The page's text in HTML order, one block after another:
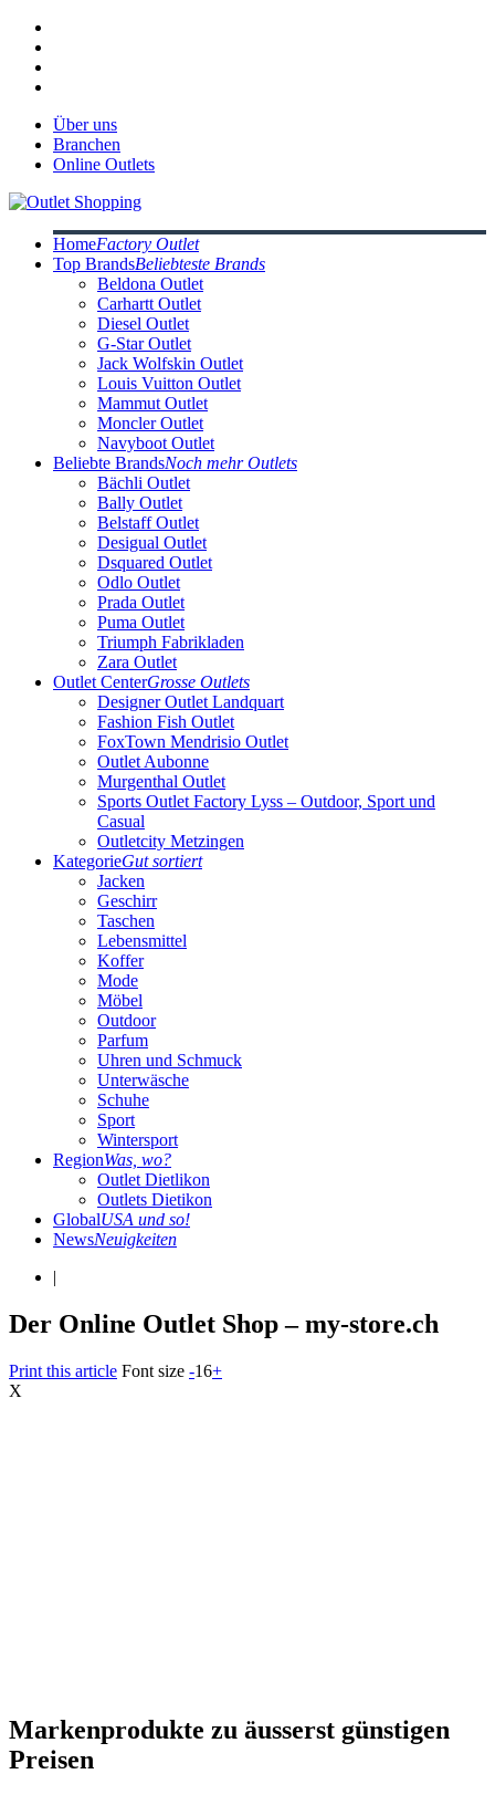
Über uns
Branchen
Online Outlets
HomeFactory Outlet
Top BrandsBeliebteste Brands
Beldona Outlet
Carhartt Outlet
Diesel Outlet
G-Star Outlet
Jack Wolfskin Outlet
Louis Vuitton Outlet
Mammut Outlet
Moncler Outlet
Navyboot Outlet
Beliebte BrandsNoch mehr Outlets
Bächli Outlet
Bally Outlet
Belstaff Outlet
Desigual Outlet
Dsquared Outlet
Odlo Outlet
Prada Outlet
Puma Outlet
Triumph Fabrikladen
Zara Outlet
Outlet CenterGrosse Outlets
Designer Outlet Landquart
Fashion Fish Outlet
FoxTown Mendrisio Outlet
Outlet Aubonne
Murgenthal Outlet
Sports Outlet Factory Lyss – Outdoor, Sport und
Casual
Outletcity Metzingen
KategorieGut sortiert
Jacken
Geschirr
Taschen
Lebensmittel
Koffer
Mode
Möbel
Outdoor
Parfum
Uhren und Schmuck
Unterwäsche
Schuhe
Sport
Wintersport
RegionWas, wo?
Outlet Dietlikon
Outlets Dietikon
GlobalUSA und so!
NewsNeuigkeiten
|
Der Online Outlet Shop – my-store.ch
Print this article Font size -16+
X
Markenprodukte zu äusserst günstigen
Preisen